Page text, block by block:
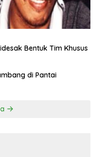
Bentuk Tim Khusus
di Pantai